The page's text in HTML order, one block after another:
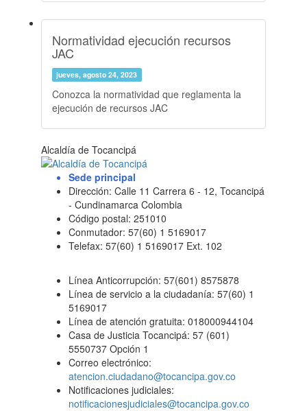
Normatividad ejecución recursos
JAC
jueves, agosto 24, 2023
Conozca la normatividad que reglamenta la
ejecución de recursos JAC
Alcaldía de Tocancipá
Sede principal
Dirección: Calle 11 Carrera 6 - 12, Tocancipá
- Cundinamarca Colombia
Código postal: 251010
Conmutador: 57(60) 1 5169017
Telefax: 57(60) 1 5169017 Ext. 102
Línea Anticorrupción: 57(601) 8575878
Línea de servicio a la ciudadanía: 57(60) 1
5169017
Línea de atención gratuita: 018000944104
Casa de Justicia Tocancipá: 57 (601)
5550737 Opción 1
Correo electrónico:
atencion.ciudadano@tocancipa.gov.co
Notificaciones judiciales:
notificacionesjudiciales@tocancipa.gov.co